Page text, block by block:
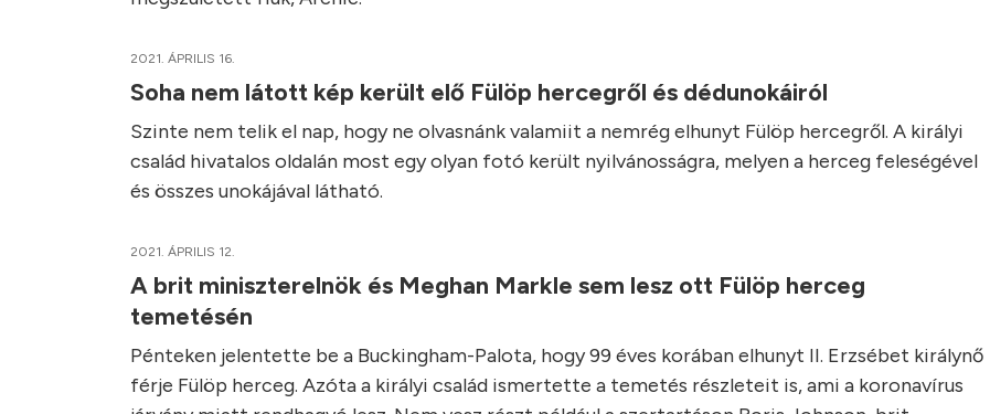
2021. ÁPRILIS 16.
Soha nem látott kép került elő Fülöp hercegről és dédunokáiról
Szinte nem telik el nap, hogy ne olvasnánk valamiit a nemrég elhunyt Fülöp hercegről. A királyi
család hivatalos oldalán most egy olyan fotó került nyilvánosságra, melyen a herceg feleségével
és összes unokájával látható.
2021. ÁPRILIS 12.
A brit miniszterelnök és Meghan Markle sem lesz ott Fülöp herceg
temetésén
Pénteken jelentette be a Buckingham-Palota, hogy 99 éves korában elhunyt II. Erzsébet királynő
férje Fülöp herceg. Azóta a királyi család ismertette a temetés részleteit is, ami a koronavírus